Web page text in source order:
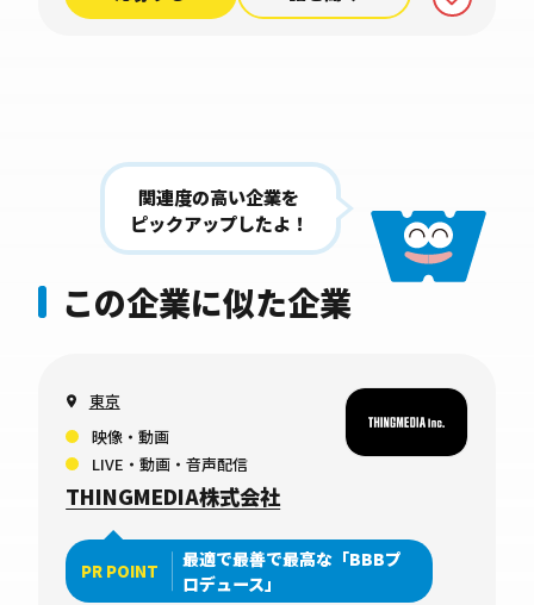
この企業に似た企業
関連度の高い企業を
ピックアップしたよ！
東京
映像・動画
LIVE・動画・音声配信
THINGMEDIA株式会社
PR POINT
最適で最善で最高な「BBBプ
ロデュース」